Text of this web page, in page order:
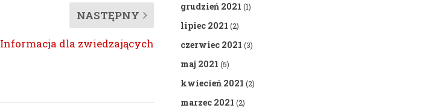
NASTĘPNY
Informacja dla zwiedzających
grudzień 2021 (1)
lipiec 2021 (2)
czerwiec 2021 (3)
maj 2021 (5)
kwiecień 2021 (2)
marzec 2021 (2)